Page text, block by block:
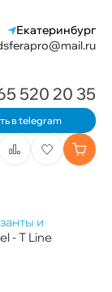
Екатеринбург
в telegram
520 20 35
и
- T Line